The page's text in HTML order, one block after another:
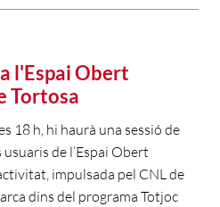
l'Espai Obert
Tortosa
18 h, hi haurà una sessió de
de l’Espai Obert
impulsada pel CNL de
dins del programa Totjoc